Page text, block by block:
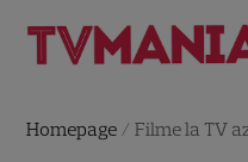
Homepage /Filme la TV